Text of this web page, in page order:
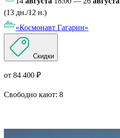
(13 дн./12 н.)
«Космонавт Гагарин»
Скидки
от 84 400 ₽
Свободно кают: 8